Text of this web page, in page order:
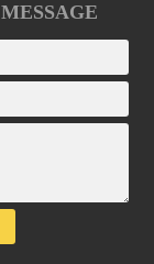
MESSAGE